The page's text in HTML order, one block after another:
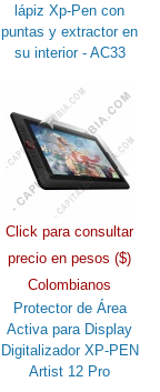
lápiz Xp-Pen con
puntas y extractor en
su interior - AC33
Click para consultar
precio en pesos ($)
Colombianos
Protector de Área
Activa para Display
Digitalizador XP-PEN
Artist 12 Pro